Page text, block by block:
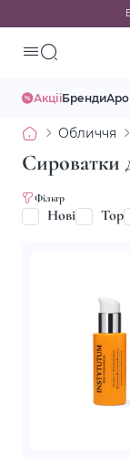
АкціїБренди
Обличчя
Сироватки
Фільтр
Нові Top